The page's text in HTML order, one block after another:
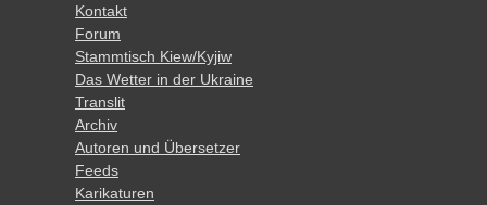
Kontakt
Forum
Stammtisch Kiew/Kyjiw
Das Wetter in der Ukraine
Translit
Archiv
Autoren und Übersetzer
Feeds
Karikaturen